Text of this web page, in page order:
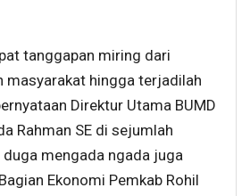
tanggapan miring dari
masyarakat hingga terjadilah
Direktur Utama BUMD
Rahman SE di sejumlah
mengada ngada juga
Ekonomi Pemkab Rohil